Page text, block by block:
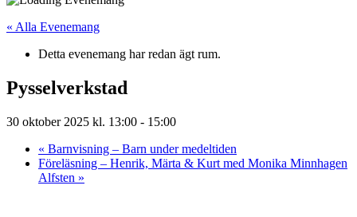
« Alla Evenemang
Detta evenemang har redan ägt rum.
Pysselverkstad
30 oktober 2025 kl. 13:00 - 15:00
« Barnvisning – Barn under medeltiden
Föreläsning – Henrik, Märta & Kurt med Monika Minnhagen
Alfsten »